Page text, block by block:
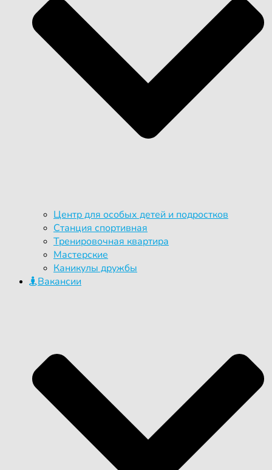
Центр для особых детей и подростков
Станция спортивная
Тренировочная квартира
Мастерские
Каникулы дружбы
Вакансии